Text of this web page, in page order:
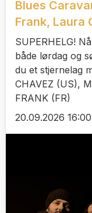
Blues
Frank, Laura
SUPERHELG!
både lørdag og
du et stjernelag
CHAVEZ (US),
FRANK (FR)
20.09.2026